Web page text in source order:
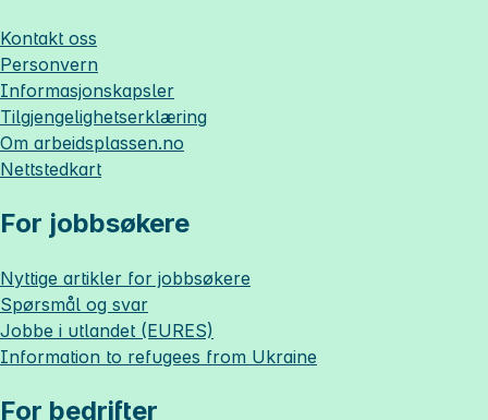
Kontakt oss
Personvern
Informasjonskapsler
Tilgjengelighetserklæring
Om arbeidsplassen.no
Nettstedkart
For jobbsøkere
Nyttige artikler for jobbsøkere
Spørsmål og svar
Jobbe i utlandet (EURES)
Information to refugees from Ukraine
For bedrifter